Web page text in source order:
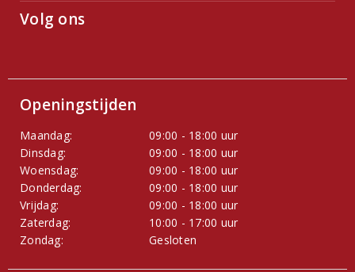
Volg ons
Openingstijden
Maandag:
09:00 - 18:00 uur
Dinsdag:
09:00 - 18:00 uur
Woensdag:
09:00 - 18:00 uur
Donderdag:
09:00 - 18:00 uur
Vrijdag:
09:00 - 18:00 uur
Zaterdag:
10:00 - 17:00 uur
Zondag:
Gesloten